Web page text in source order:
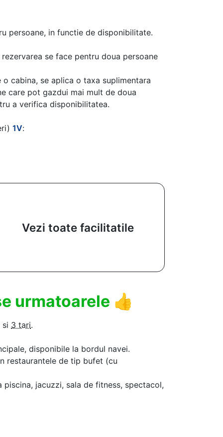
persoane, in functie de disponibilitate.
se face pentru doua persoane
cabina, se aplica o taxa suplimentara
care pot gazdui mai mult de doua
a verifica disponibilitatea.
1V:
Vezi toate facilitatile
urmatoarele 👍
si 3 tari.
disponibile la bordul navei.
restaurantele de tip bufet (cu
jacuzzi, sala de fitness, spectacol,